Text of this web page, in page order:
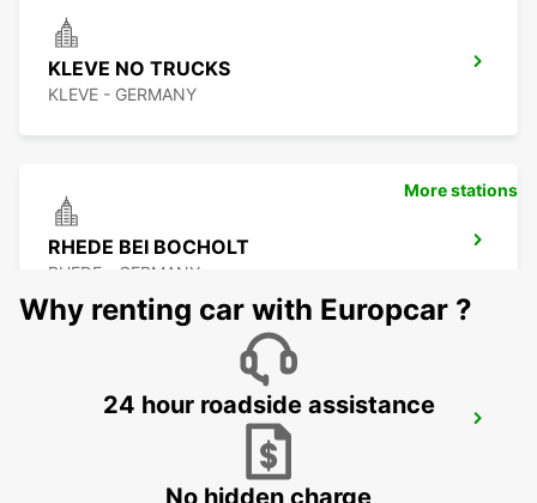
KLEVE NO TRUCKS
KLEVE - GERMANY
RHEDE BEI BOCHOLT
RHEDE - GERMANY
More stations
Why renting car with Europcar ?
24 hour roadside assistance